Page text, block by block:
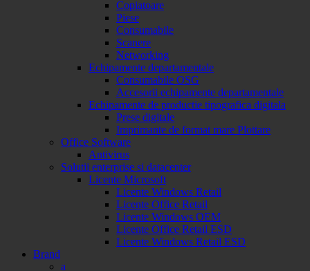
Copiatoare
Piese
Consumabile
Scanere
Networking
Echipamente departamentale
Consumabile OSG
Accesorii echipamente departamentale
Echipamente de productie tipografica digitala
Prese digitale
Imprimante de format mare Plottare
Office Software
Antivirus
Solutii enterprise si datacenter
Licente Microsoft
Licente Windows Retail
Licente Office Retail
Licente Windows OEM
Licente Office Retail ESD
Licente Windows Retail ESD
Brand
a